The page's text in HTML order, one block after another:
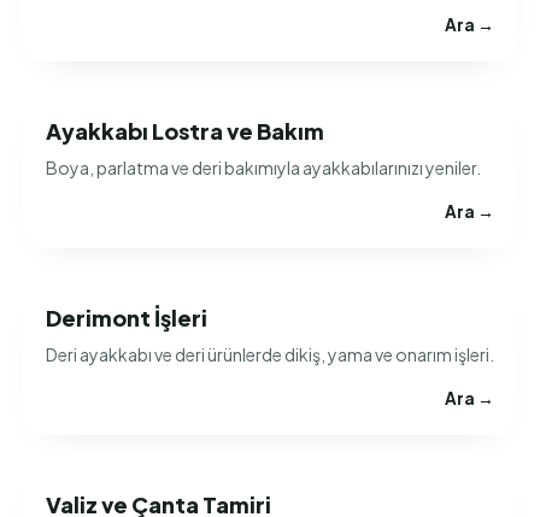
Ara →
Ayakkabı Lostra ve Bakım
Boya, parlatma ve deri bakımıyla ayakkabılarınızı yeniler.
Ara →
Derimont İşleri
Deri ayakkabı ve deri ürünlerde dikiş, yama ve onarım işleri.
Ara →
Valiz ve Çanta Tamiri